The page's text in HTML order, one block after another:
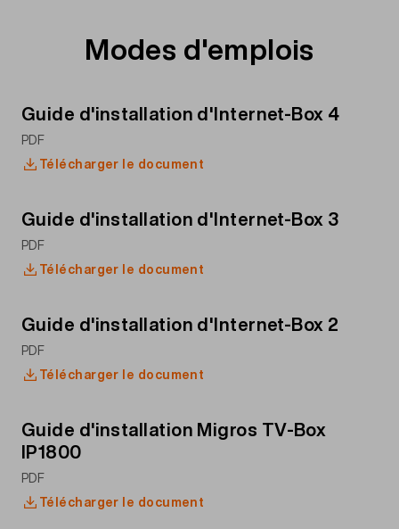
Modes d'emplois
Guide d'installation d'Internet-Box 4
PDF
Télécharger le document
Guide d'installation d'Internet-Box 3
PDF
Télécharger le document
Guide d'installation d'Internet-Box 2
PDF
Télécharger le document
Guide d'installation Migros TV-Box
IP1800
PDF
Télécharger le document